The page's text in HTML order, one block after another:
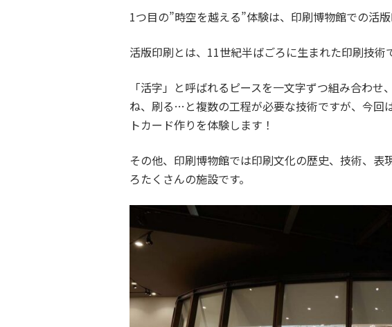
1つ目の”時空を越える”体験は、印刷博物館での活版
活版印刷とは、11世紀半ばごろに生まれた印刷技術
「活字」と呼ばれるピースを一文字ずつ組み合わ
ね、刷る…と複数の工程が必要な技術ですが、今回
トカード作りを体験します！
その他、印刷博物館では印刷文化の歴史、技術、表
ろたくさんの施設です。